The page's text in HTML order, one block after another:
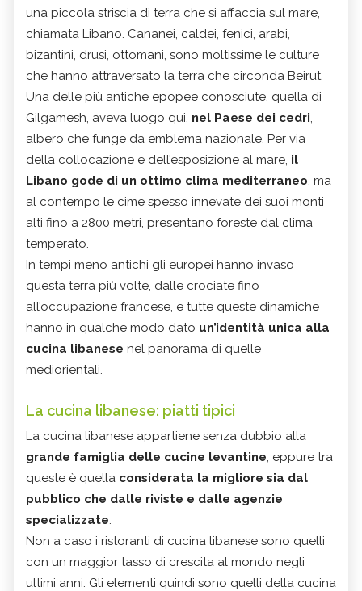
una piccola striscia di terra che si affaccia sul mare,
chiamata Libano. Cananei, caldei, fenici, arabi,
bizantini, drusi, ottomani, sono moltissime le culture
che hanno attraversato la terra che circonda Beirut.
Una delle più antiche epopee conosciute, quella di
Gilgamesh, aveva luogo qui, nel Paese dei cedri,
albero che funge da emblema nazionale. Per via
della collocazione e dell’esposizione al mare, il
Libano gode di un ottimo clima mediterraneo, ma
al contempo le cime spesso innevate dei suoi monti
alti fino a 2800 metri, presentano foreste dal clima
temperato.
In tempi meno antichi gli europei hanno invaso
questa terra più volte, dalle crociate fino
all’occupazione francese, e tutte queste dinamiche
hanno in qualche modo dato un’identità unica alla
cucina libanese nel panorama di quelle
mediorientali.
La cucina libanese: piatti tipici
La cucina libanese appartiene senza dubbio alla
grande famiglia delle cucine levantine, eppure tra
queste è quella considerata la migliore sia dal
pubblico che dalle riviste e dalle agenzie
specializzate.
Non a caso i ristoranti di cucina libanese sono quelli
con un maggior tasso di crescita al mondo negli
ultimi anni. Gli elementi quindi sono quelli della cucina